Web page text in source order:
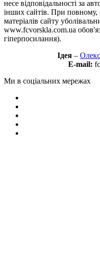
несе відповідальності за
інших сайтів. При повному,
матеріалів сайту
www.fcvorskla.com.ua
гіперпосилання).
Ідея –
E-mail:
Ми в соціальних мережах